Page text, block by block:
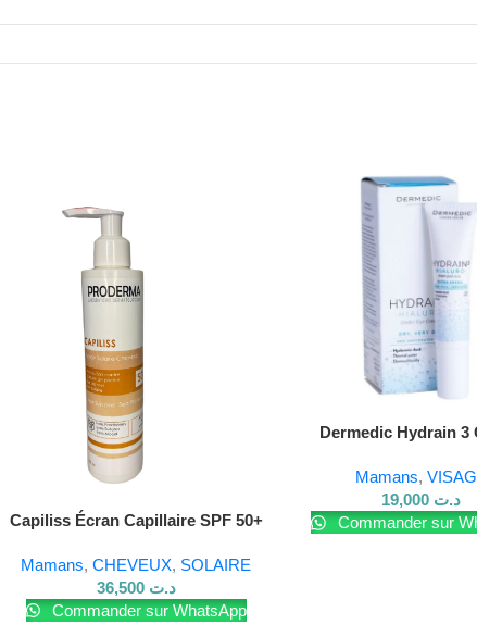
sur le visage propre et sec. Tapotez doucement jusqu’à
visitez notresite Web Facebook.
Capiliss Écran Capillaire SPF 50+
Mamans,CHEVEUX, SOLAIRE
د.ت 36,500
Commander sur WhatsApp
Dermedic Hydrain 3
Mamans,
د.ت
Commander sur